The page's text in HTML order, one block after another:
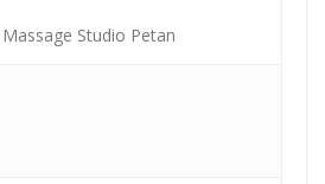
Studio Petan